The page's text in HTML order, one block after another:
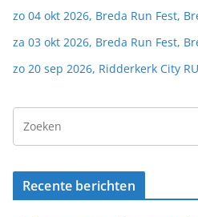
zo 04 okt 2026, Breda Run Fest,
za 03 okt 2026, Breda Run Fest,
zo 20 sep 2026, Ridderkerk City
Recente berichten